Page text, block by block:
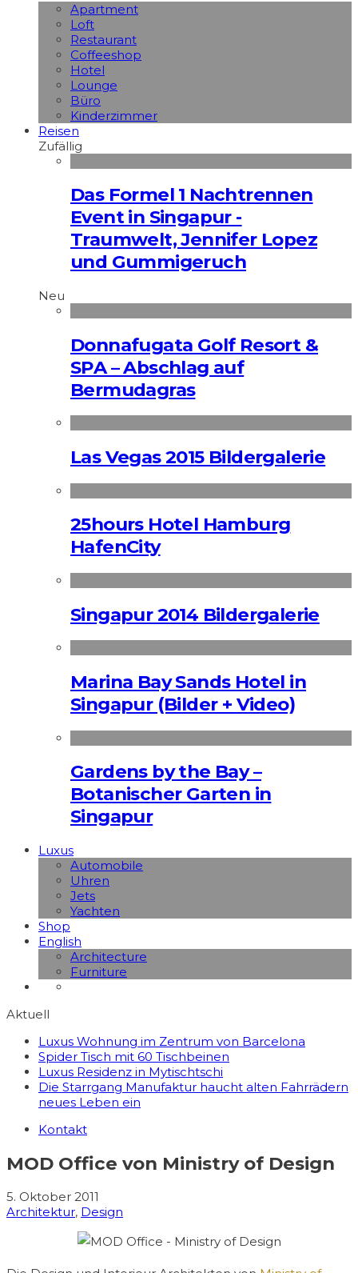
Apart­ment
Loft
Restaurant
Coffeeshop
Hotel
Lounge
Büro
Kinderzimmer
Reisen
Zufällig
Das Formel 1 Nachtrennen
Event in Singapur -
Traumwelt, Jennifer Lopez
und Gummigeruch
Neu
Donnafugata Golf Resort &
SPA – Abschlag auf
Bermudagras
Las Vegas 2015 Bildergalerie
25hours Hotel Hamburg
HafenCity
Singapur 2014 Bildergalerie
Marina Bay Sands Hotel in
Singapur (Bilder + Video)
Gardens by the Bay –
Botanischer Garten in
Singapur
Luxus
Automobile
Uhren
Jets
Yachten
Shop
English
Architecture
Furniture
Aktuell
Luxus Wohnung im Zentrum von Barcelona
Spider Tisch mit 60 Tischbeinen
Luxus Residenz in Mytischtschi
Die Starrgang Manufaktur haucht alten Fahrrädern
neues Leben ein
Kontakt
MOD Office von Ministry of Design
5. Oktober 2011
Architektur, Design